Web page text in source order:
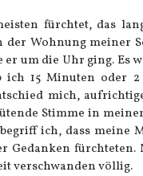
fürchtet, das
Wohnung meiner
er um die Uhr ging.
15 Minuten oder
mich,
Stimme in
ich, dass meine
Gedanken
verschwanden völlig.